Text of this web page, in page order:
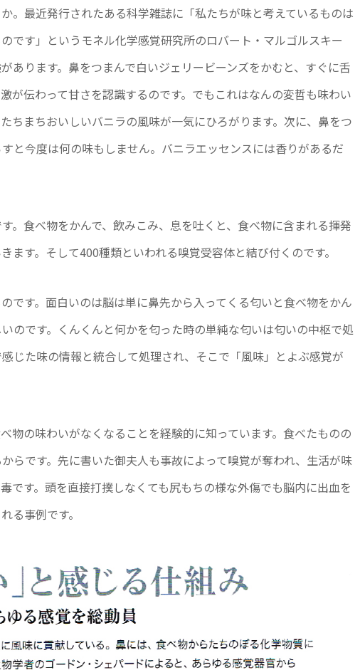
。最近発行されたある科学雑誌に「私たちが味と考えているものは
です」というモネル化学感覚研究所のロバート・マルゴルスキー
あります。鼻をつまんで白いジェリービーンズをかむと、すぐに舌
が伝わって甘さを認識するのです。でもこれはなんの変哲も味わい
ちまちおいしいバニラの風味が一気にひろがります。次に、鼻をつ
と今度は何の味もしません。バニラエッセンスには香りがあるだ
。食べ物をかんで、飲みこみ、息を吐くと、食べ物に含まれる揮発
す。そして400種類といわれる嗅覚受容体と結び付くのです。
です。面白いのは脳は単に鼻先から入ってくる匂いと食べ物をかん
のです。くんくんと何かを匂った時の単純な匂いは匂いの中枢で処
じた味の情報と統合して処理され、そこで「風味」とよぶ感覚が
物の味わいがなくなることを経験的に知っています。食べたものの
らです。先に書いた御夫人も事故によって嗅覚が奪われ、生活が味
です。頭を直接打撲しなくても尻もちの様な外傷でも脳内に出血を
る事例です。